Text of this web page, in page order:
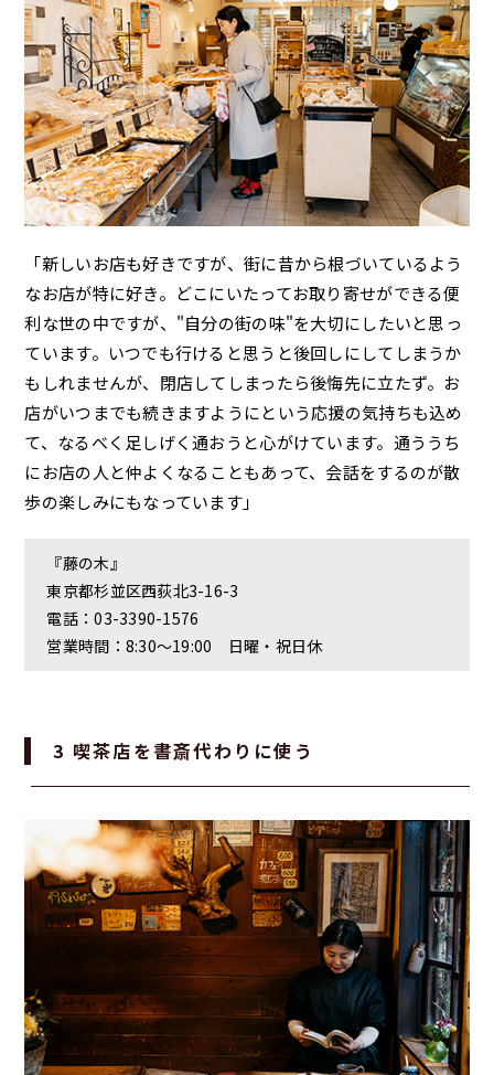
「新しいお店も好きですが、街に昔から根づいているよう
なお店が特に好き。どこにいたってお取り寄せができる便
利な世の中ですが、"自分の街の味"を大切にしたいと思っ
ています。いつでも行けると思うと後回しにしてしまうか
もしれませんが、閉店してしまったら後悔先に立たず。お
店がいつまでも続きますようにという応援の気持ちも込め
て、なるべく足しげく通おうと心がけています。通ううち
にお店の人と仲よくなることもあって、会話をするのが散
歩の楽しみにもなっています」
『藤の木』
東京都杉並区西荻北3-16-3
電話：03-3390-1576
営業時間：8:30～19:00 日曜・祝日休
3 喫茶店を書斎代わりに使う